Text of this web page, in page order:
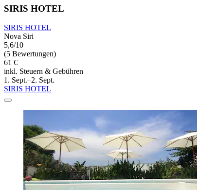
SIRIS HOTEL
SIRIS HOTEL
Nova Siri
5,6/10
(5 Bewertungen)
61 €
inkl. Steuern & Gebühren
1. Sept.–2. Sept.
SIRIS HOTEL